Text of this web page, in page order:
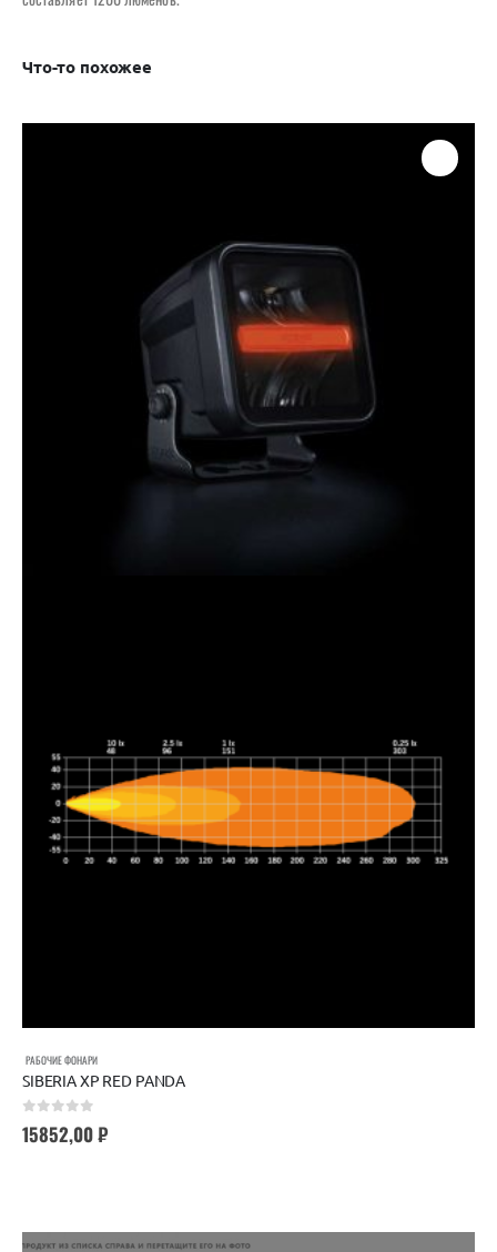
Что-то похожее
РАБОЧИЕ ФОНАРИ
SIBERIA XP RED PANDA
15852,00₽